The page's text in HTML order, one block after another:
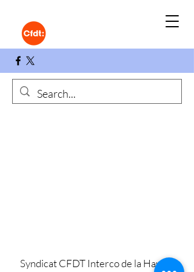
Syndicat CFDT Interco de la Haute-